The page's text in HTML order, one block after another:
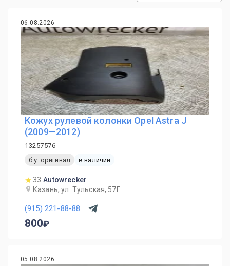
06.08.2026
Кожух рулевой колонки Opel Astra J
(2009—2012)
13257576
б.у. оригинал
в наличии
33 Autowrecker
Казань, ул. Тульская, 57Г
(915) 221-88-88
800
05.08.2026